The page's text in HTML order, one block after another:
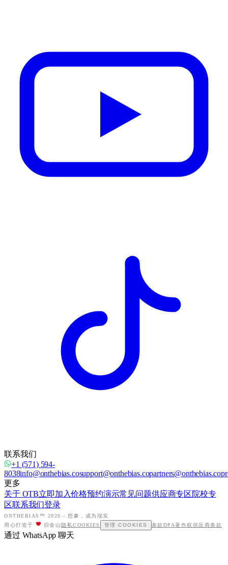
联系我们
+1 (571) 594-
8038info@onthebias.cosupport@onthebias.copartners@onthebias.co
更多
关于 OTB立即加入价格预约演示常见问题供应商专区院校专
区联系我们登录
ONTHEBIAS™ 2026 - 想象，成为现实
用心打造于
旧金山 隐私COOKIES 管理 COOKIES 条款 DPA著作权 供应商条款
通过 WhatsApp 聊天